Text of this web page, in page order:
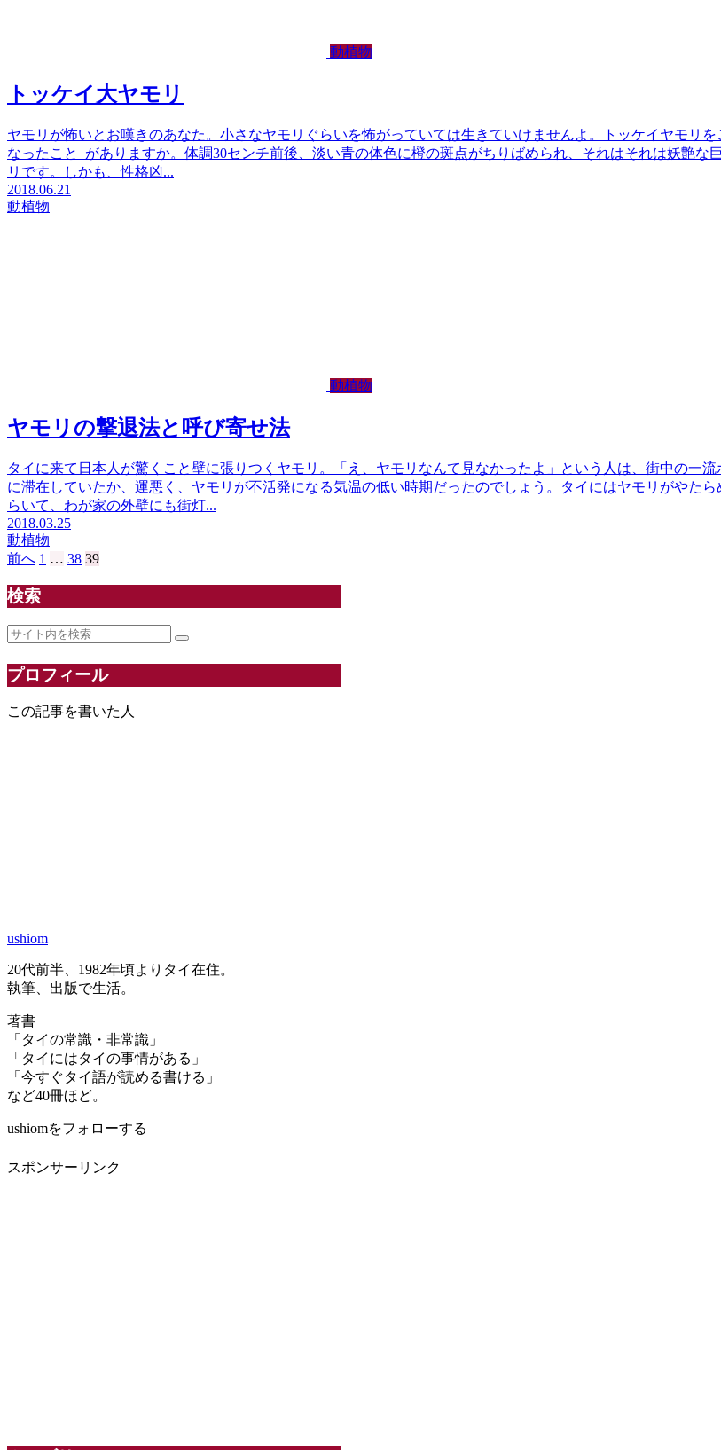
動植物
トッケイ大ヤモリ
ヤモリが怖いとお嘆きのあなた。小さなヤモリぐらいを怖がっていては生きていけませんよ。トッケイヤモリを
なったこと がありますか。体調30センチ前後、淡い青の体色に橙の斑点がちりばめられ、それはそれは妖艶な
リです。しかも、性格凶...
2018.06.21
動植物
動植物
ヤモリの撃退法と呼び寄せ法
タイに来て日本人が驚くこと壁に張りつくヤモリ。「え、ヤモリなんて見なかったよ」という人は、街中の一流
に滞在していたか、運悪く、ヤモリが不活発になる気温の低い時期だったのでしょう。タイにはヤモリがやたら
らいて、わが家の外壁にも街灯...
2018.03.25
動植物
前へ 1 … 38 39
検索
プロフィール
この記事を書いた人
ushiom
20代前半、1982年頃よりタイ在住。
執筆、出版で生活。
著書
「タイの常識・非常識」
「タイにはタイの事情がある」
「今すぐタイ語が読める書ける」
など40冊ほど。
ushiomをフォローする
スポンサーリンク